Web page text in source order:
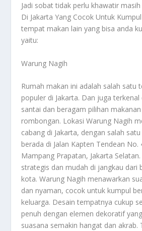
Jadi sobat tidak perlu khawatir masih
Di Jakarta Yang Cocok Untuk
tempat makan lain yang bisa anda
yaitu:
Warung Nagih
Rumah makan ini adalah salah satu
populer di Jakarta. Dan juga terkenal
santai dan beragam pilihan
rombongan. Lokasi Warung Nagih
cabang di Jakarta, dengan salah
berada di Jalan Kapten Tendean No.
Mampang Prapatan, Jakarta
strategis dan mudah di jangkau dari
kota. Warung Nagih menawarkan
dan nyaman, cocok untuk kumpul
keluarga. Desain tempatnya cukup
penuh dengan elemen dekoratif
suasana semakin hangat dan akrab.